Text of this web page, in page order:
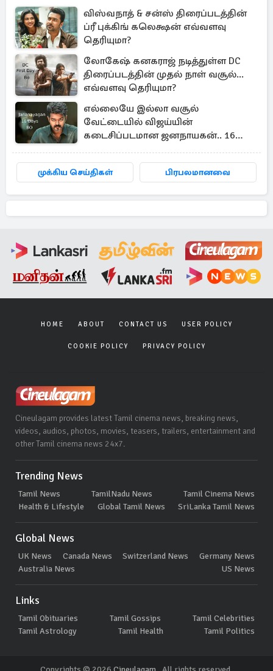
விஸ்வநாத் & சன்ஸ் திரைப்படத்தின்
ப்ரீ புக்கிங் கலெக்ஷன் எவ்வளவு
தெரியுமா?
லோகேஷ் கனகராஜ் நடித்துள்ள DC
திரைப்படத்தின் முதல் நாள் வசூல்...
எவ்வளவு தெரியுமா?
எல்லையே இல்லா வசூல்
வேட்டையில் விஜய்யின்
கடைசிப்படமான ஜனநாயகன்.. 16
முக்கிய செய்திகள் பிரபலமானவை
HOME ABOUT CONTACT US USER POLICY
COOKIE POLICY PRIVACY POLICY
Cineulagam provides latest Tamil cinema news, breaking news,
videos, audios, photos, movies, teasers, trailers, entertainment and
other Tamil cinema news 24x7.
Trending News
Tamil News TamilNadu News
Tamil Cinema News
Health & Lifestyle
Global Tamil News SriLanka Tamil News
Global News
UK News Canada News Switzerland News
Germany News
Australia News
US News
Links
Tamil Obituaries Tamil Gossips
Tamil Celebrities
Tamil Astrology
Tamil Health Tamil Politics